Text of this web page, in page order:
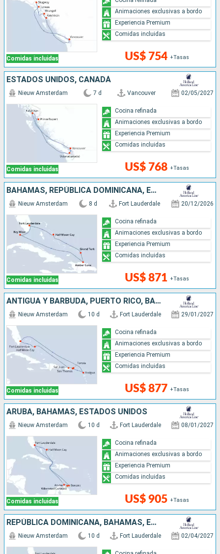
Comidas incluidas US$ 754 +Tasas
Animaciones exclusivas a bordo
Experiencia Premium
Comidas incluidas
ESTADOS UNIDOS, CANADÁ
Comidas incluidas
Nieuw Amsterdam 7 d Vancouver 02/05/2027
US$ 768 +Tasas
Cocina refinada
Animaciones exclusivas a bordo
Experiencia Premium
Comidas incluidas
BAHAMAS, REPÚBLICA DOMINICANA, ESTADOS UNIDOS
Comidas incluidas
Nieuw Amsterdam 8 d Fort Lauderdale 20/12/2026
US$ 871 +Tasas
Cocina refinada
Animaciones exclusivas a bordo
Experiencia Premium
Comidas incluidas
ANTIGUA Y BARBUDA, PUERTO RICO, BAHAMAS, ESTADOS UNIDOS
Comidas incluidas
Nieuw Amsterdam 10 d Fort Lauderdale 29/01/2027
US$ 877 +Tasas
Cocina refinada
Animaciones exclusivas a bordo
Experiencia Premium
Comidas incluidas
ARUBA, BAHAMAS, ESTADOS UNIDOS
Comidas incluidas
Nieuw Amsterdam 10 d Fort Lauderdale 08/01/2027
US$ 905 +Tasas
Cocina refinada
Animaciones exclusivas a bordo
Experiencia Premium
Comidas incluidas
REPÚBLICA DOMINICANA, BAHAMAS, ESTADOS UNIDOS
Nieuw Amsterdam 10 d Fort Lauderdale 02/04/2027